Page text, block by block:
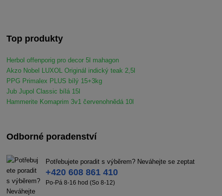
Top produkty
Herbol offenporig pro decor 5l mahagon
Akzo Nobel LUXOL Originál indický teak 2,5l
PPG Primalex PLUS bílý 15+3kg
Jub Jupol Classic bílá 15l
Hammerite Komaprim 3v1 červenohnědá 10l
Odborné poradenství
Potřebujete poradit s výběrem? Neváhejte se zeptat
+420 608 861 410
Po-Pá 8-16 hod (So 8-12)